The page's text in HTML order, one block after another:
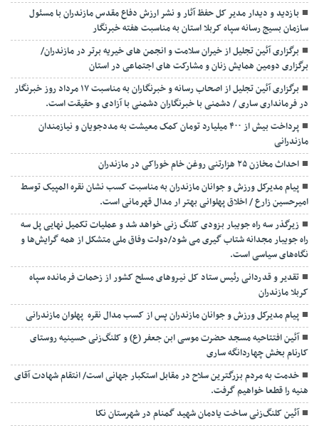
بازدید و دیدار مدیر کل حفظ آثار و نشر ارزش دفاع مقدس مازندران با مسئول
سازمان بسیج رسانه سپاه کربلا استان به مناسبت هفته خبرنگار
برگزاری آئین تجلیل از خیران سلامت و انجمن های خیریه برتر در مازندران/
برگزاری دومین همایش زنان و مشارکت های اجتماعی در استان
برگزاری آئین تجلیل از اصحاب رسانه و خبرنگاران به مناسبت ۱۷ مرداد روز خبرنگار
در فرمانداری ساری / دشمنی با خبرنگاران دشمنی با آزادی و حقیقت است.
پرداخت بیش از ۴۰۰ میلیارد تومان کمک معیشت به مددجویان و نیازمندان
مازندرانی
احداث مخازن ۲۵ هزارتنی روغن خام خوراکی در مازندران
پیام مدیرکل ورزش و جوانان مازندران به مناسبت کسب نشان نقره المپیک توسط
امیرحسین زارع / اخلاق پهلوانی بهتر ار مدال قهرمانی است.
زیرگذر سه راه جویبار بزودی کلنگ زنی خواهد شد و عملیات تکمیل نهایی پل سه
راه جویبار مجدانه شتاب گیری می شود/دولت وفاق ملی متشکل از همه گرایش‌ها و
نگاه‌های سیاسی است.
تقدیر و قدردانی رئیس ستاد کل نیرو‌های مسلح کشور از زحمات فرمانده سپاه
کربلا مازندران
پیام مدیرکل ورزش و جوانان مازندران پس از کسب مدال نقره پهلوان مازندرانی
آئین افتتاحیه مسجد حضرت موسی ابن جعفر (ع) و کلنگ‌زنی حسینیه روستای
کارنام بخش چهاردانگه ساری
خدمت به مردم بزرگترین سلاح در مقابل استکبار جهانی است/ انتقام شهادت آقای
هنیه را قطعا خواهیم گرفت.
آئین کلنگ‌زنی ساخت یادمان شهید گمنام در شهرستان نکا